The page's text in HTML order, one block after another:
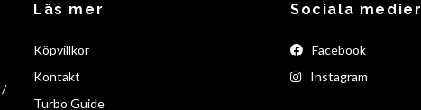
/
Läs mer
Köpvillkor
Kontakt
Turbo Guide
Sociala medier
Facebook
Instagram